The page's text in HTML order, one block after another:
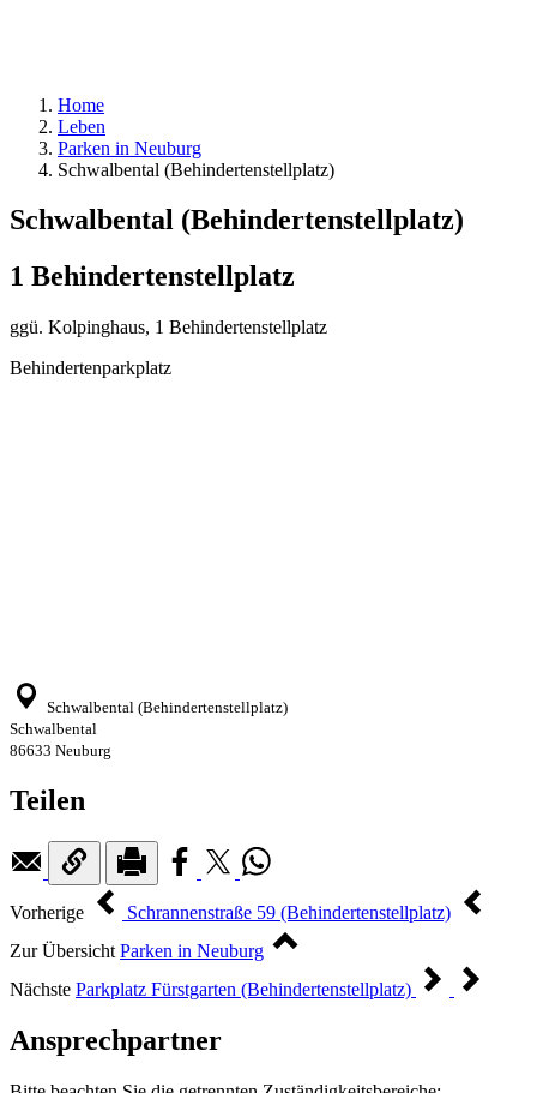
Home
Leben
Parken in Neuburg
Schwalbental (Behindertenstellplatz)
Schwalbental (Behindertenstellplatz)
1 Behindertenstellplatz
ggü. Kolpinghaus, 1 Behindertenstellplatz
Behindertenparkplatz
Schwalbental (Behindertenstellplatz)
Schwalbental
86633 Neuburg
Teilen
Vorherige
Schrannenstraße 59 (Behindertenstellplatz)
Zur Übersicht Parken in Neuburg
Nächste Parkplatz Fürstgarten (Behindertenstellplatz)
Ansprechpartner